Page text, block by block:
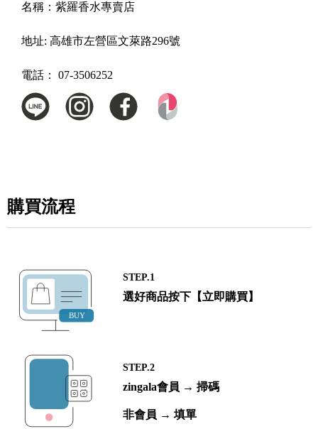
名稱： 紫羅香水專賣店
地址: 高雄市左營區文萊路296號
電話： 07-3506252
購買流程
STEP.1
選好商品按下【立即購買】
STEP.2
zingala會員 → 掃碼
非會員 → 填單